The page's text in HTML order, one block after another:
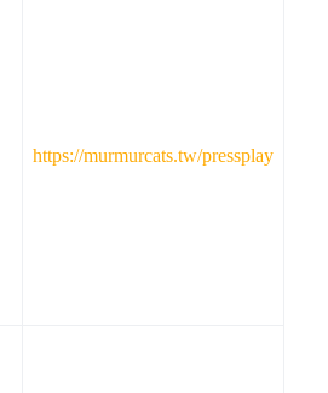
https://murmurcats.tw/pressplay